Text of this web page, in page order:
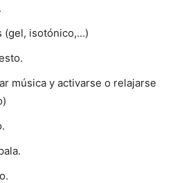
(gel, isotónico,…)
música y activarse o relajarse